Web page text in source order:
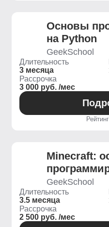
Основы
на Python
GeekSchool
Длительность
3 месяца
Рассрочка
3 000 руб. /мес
Рейтинг
Minecraft:
GeekSchool
Длительность
3.5 месяца
Рассрочка
2 500 руб. /мес